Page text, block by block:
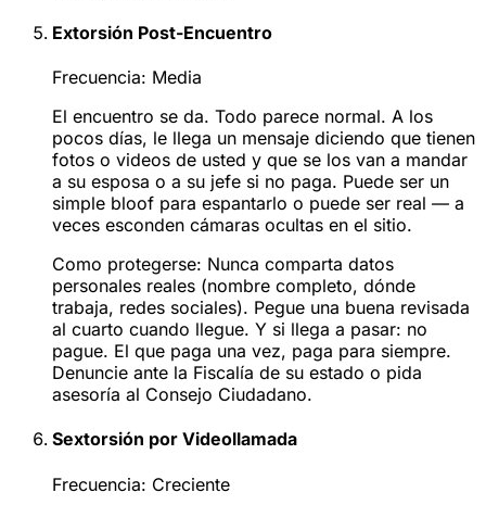
Extorsión Post-Encuentro
Frecuencia: Media
El encuentro se da. Todo parece normal. A los
pocos días, le llega un mensaje diciendo que tienen
fotos o videos de usted y que se los van a mandar
a su esposa o a su jefe si no paga. Puede ser un
simple bloof para espantarlo o puede ser real — a
veces esconden cámaras ocultas en el sitio.
Como protegerse: Nunca comparta datos
personales reales (nombre completo, dónde
trabaja, redes sociales). Pegue una buena revisada
al cuarto cuando llegue. Y si llega a pasar: no
pague. El que paga una vez, paga para siempre.
Denuncie ante la Fiscalía de su estado o pida
asesoría al Consejo Ciudadano.
Sextorsión por Videollamada
Frecuencia: Creciente